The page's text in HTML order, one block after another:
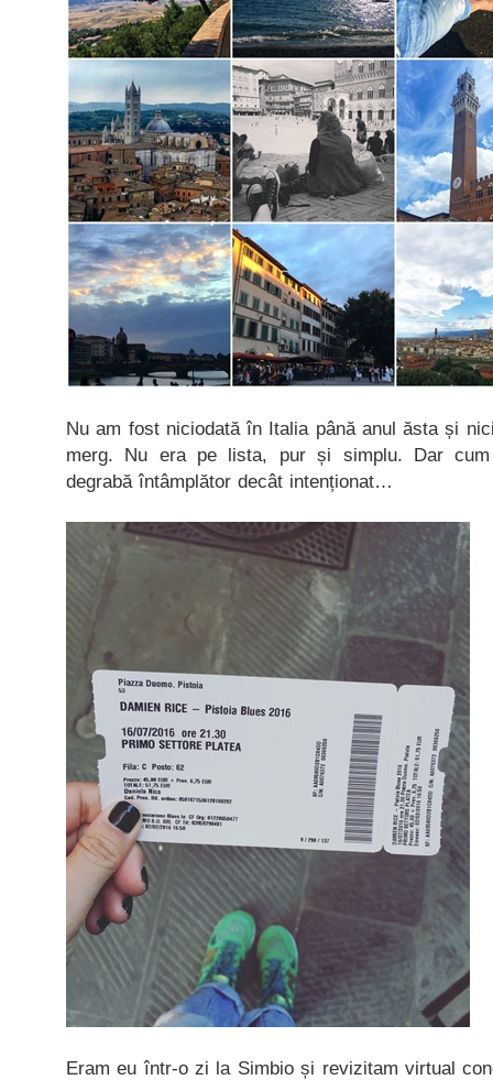
Nu am fost niciodată în Italia până anul ăsta și
merg. Nu era pe lista, pur și simplu. Dar
degrabă întâmplător decât intenționat…
Eram eu într-o zi la Simbio și revizitam virtual